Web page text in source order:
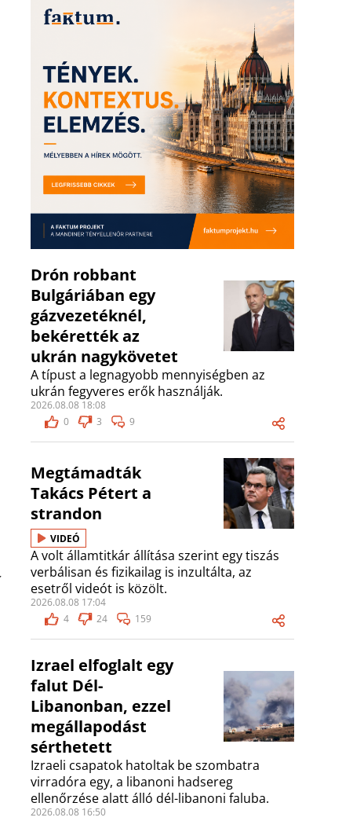
Drón robbant
Bulgáriában egy
gázvezetéknél,
bekérették az
ukrán nagykövetet
A típust a legnagyobb mennyiségben az
ukrán fegyveres erők használják.
2026.08.08 18:08
0
3 9
Megtámadták
Takács Pétert a
strandon
VIDEÓ
A volt államtitkár állítása szerint egy tiszás
verbálisan és fizikailag is inzultálta, az
esetről videót is közölt.
2026.08.08 17:04
4
24 159
Izrael elfoglalt egy
falut Dél-
Libanonban, ezzel
megállapodást
sérthetett
Izraeli csapatok hatoltak be szombatra
virradóra egy, a libanoni hadsereg
ellenőrzése alatt álló dél-libanoni faluba.
2026.08.08 16:50